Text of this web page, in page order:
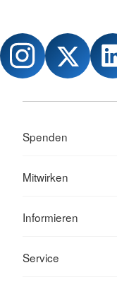
Spenden
Mitwirken
Informieren
Service